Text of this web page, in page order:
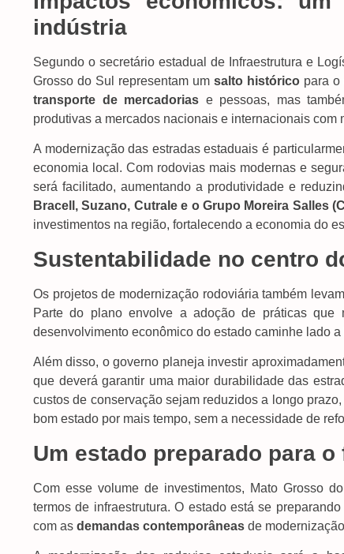
indústria
Segundo o secretário estadual de Infraestrutura e
Grosso do Sul representam um salto históricopara o
transporte de mercadorias e pessoas, mas
produtivas a mercados nacionais e internacionais com
A modernização das estradas estaduais é
economia local. Com rodovias mais modernas e
será facilitado, aumentando a produtividade e
Bracell, Suzano, Cutrale e o Grupo Moreira Salles
investimentos na região, fortalecendo a economia do
Sustentabilidade no centro
Os projetos de modernização rodoviária também
Parte do plano envolve a adoção de práticas que
desenvolvimento econômico do estado caminhe lado a
Além disso, o governo planeja investir
que deverá garantir uma maior durabilidade das
custos de conservação sejam reduzidos a longo
bom estado por mais tempo, sem a necessidade de
Um estado preparado para o
Com esse volume de investimentos, Mato Grosso
termos de infraestrutura. O estado está se
com as demandas contemporâneas de